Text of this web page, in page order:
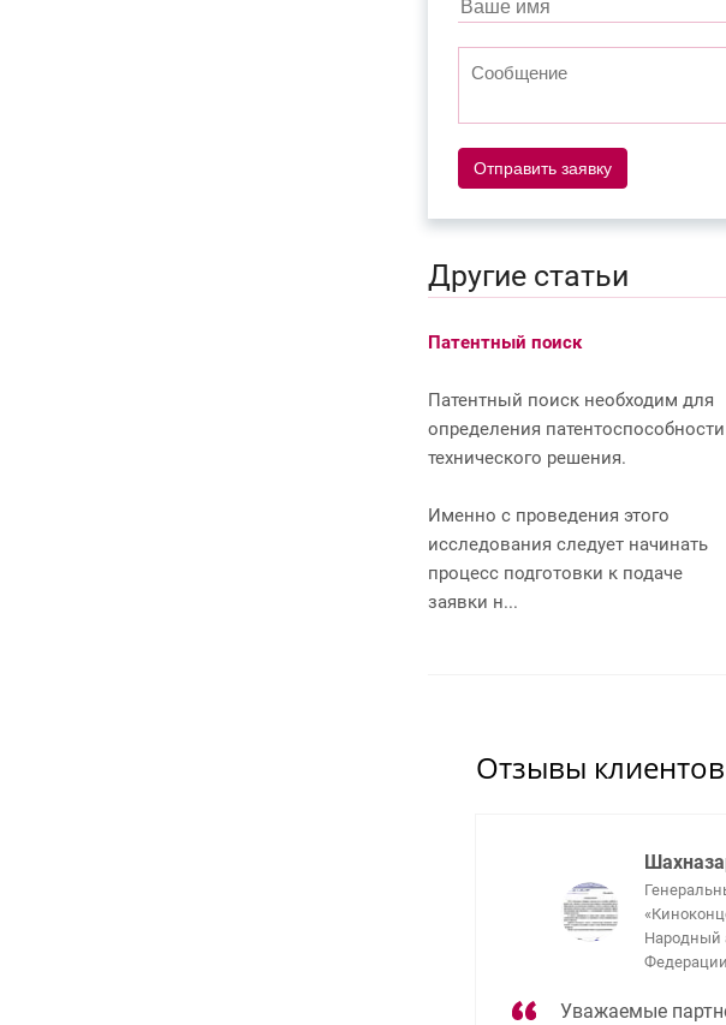
Отправить заявку
Другие статьи
Патентный поиск
Патентный поиск необходим для
определения патентоспособности
технического решения.
Именно с проведения этого
исследования следует начинать
процесс подготовки к подаче
заявки н...
Отзывы клиентов
Народный
Федерации
Уважаемые